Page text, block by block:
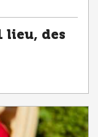
lieu, des